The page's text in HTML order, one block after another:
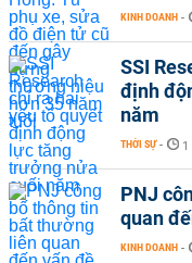
KINH DOANH -
SSI
định
năm
THỜI SỰ -
PNJ
quan
KINH DOANH -